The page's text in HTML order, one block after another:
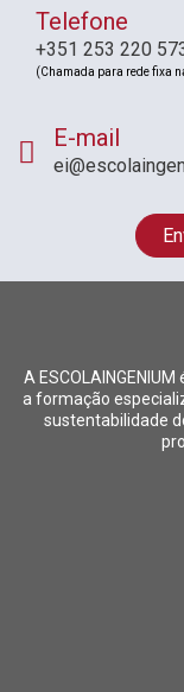
Telefone
+351 253 220
(Chamada para rede fixa
E-mail
A
a formação
sustentabilidade